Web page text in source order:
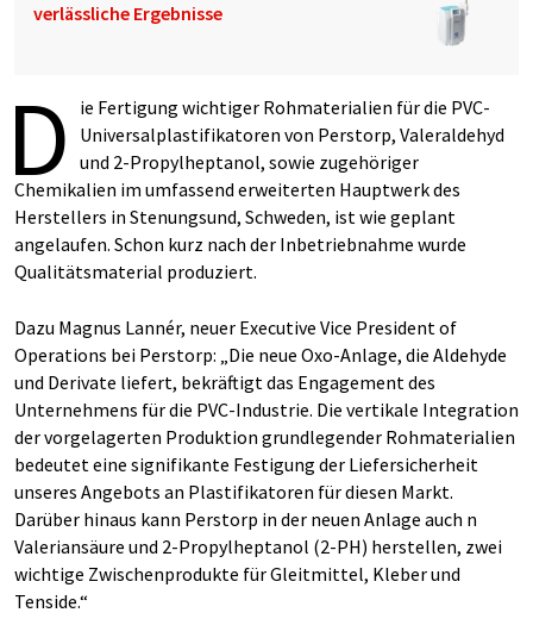
verlässliche Ergebnisse
D
ie Fertigung wichtiger Rohmaterialien für die PVC-
Universalplastifikatoren von Perstorp, Valeraldehyd
und 2-Propylheptanol, sowie zugehöriger
Chemikalien im umfassend erweiterten Hauptwerk des
Herstellers in Stenungsund, Schweden, ist wie geplant
angelaufen. Schon kurz nach der Inbetriebnahme wurde
Qualitätsmaterial produziert.
Dazu Magnus Lannér, neuer Executive Vice President of
Operations bei Perstorp: „Die neue Oxo-Anlage, die Aldehyde
und Derivate liefert, bekräftigt das Engagement des
Unternehmens für die PVC-Industrie. Die vertikale Integration
der vorgelagerten Produktion grundlegender Rohmaterialien
bedeutet eine signifikante Festigung der Liefersicherheit
unseres Angebots an Plastifikatoren für diesen Markt.
Darüber hinaus kann Perstorp in der neuen Anlage auch n
Valeriansäure und 2-Propylheptanol (2-PH) herstellen, zwei
wichtige Zwischenprodukte für Gleitmittel, Kleber und
Tenside.“